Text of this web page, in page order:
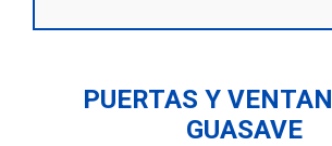
PUERTAS Y
GUASAVE